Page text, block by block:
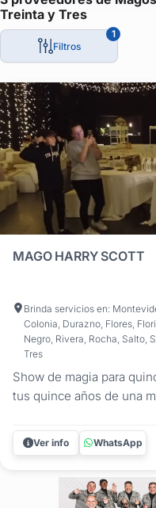
Treinta y Tres
Filtros
1
MAGO HARRY SCOTT
Brinda servicios en:
Colonia, Durazno, Flores,
Negro, Rivera, Rocha, Salto,
Tres
Show de magia para
tus quince años de una
especialmente para
especial. Nuestro show
Ver info WhatsApp
Comunícate con los magos
¡Reserva ahora y crea